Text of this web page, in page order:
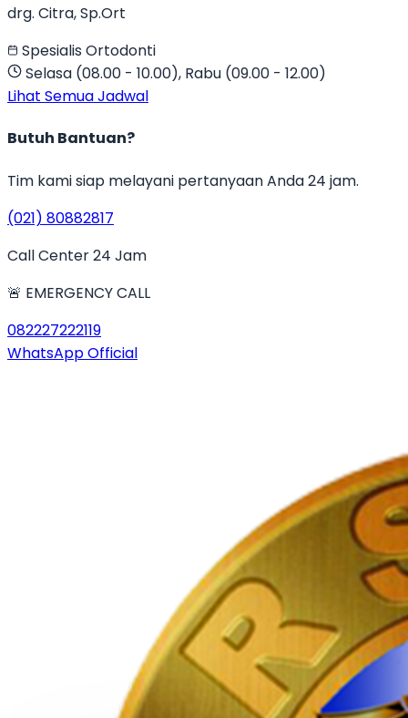
drg. Citra, Sp.Ort
Spesialis Ortodonti
Selasa (08.00 - 10.00), Rabu (09.00 - 12.00)
Lihat Semua Jadwal
Butuh Bantuan?
Tim kami siap melayani pertanyaan Anda 24 jam.
(021) 80882817
Call Center 24 Jam
🚨 EMERGENCY CALL
082227222119
WhatsApp Official